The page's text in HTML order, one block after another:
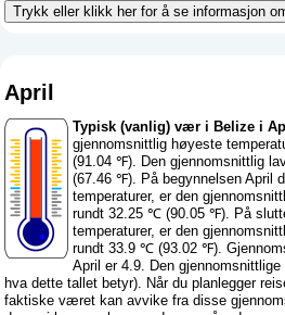
Trykk eller klikk her for å se informasjon
April
Typisk (vanlig) vær i Belize i
gjennomsnittlig høyeste
(91.04 ℉). Den gjennomsnittlig
(67.46 ℉). På begynnelsen April
temperaturer, er den
rundt 32.25 ℃ (90.05 ℉). På
temperaturer, er den
rundt 33.9 ℃ (93.02 ℉).
April er 4.9. Den
hva dette tallet betyr). Når du planlegger
faktiske været kan avvike fra disse